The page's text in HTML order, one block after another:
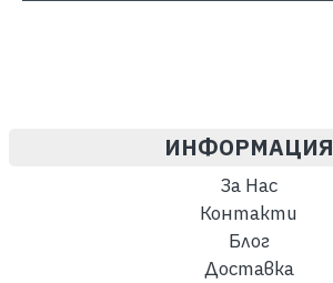
ИНФОРМАЦИЯ
За Нас
Контакти
Блог
Доставка